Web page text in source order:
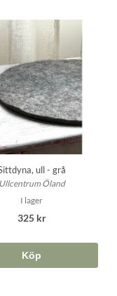
ull - grå
Ullcentrum Öland
I lager
325 kr
Köp